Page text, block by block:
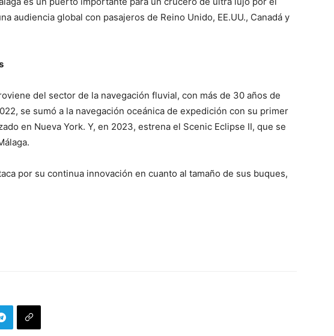
audiencia global con pasajeros de Reino Unido, EE.UU., Canadá y
del sector de la navegación fluvial, con más de 30 años de
se sumó a la navegación oceánica de expedición con su primer
en Nueva York. Y, en 2023, estrena el Scenic Eclipse II, que se
por su continua innovación en cuanto al tamaño de sus buques,